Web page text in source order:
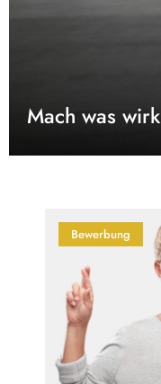
Mach was
Bewerbung